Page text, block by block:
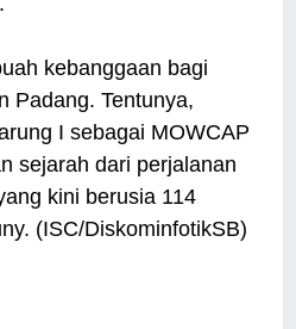
kebanggaan bagi
Padang. Tentunya,
I sebagai MOWCAP
sejarah dari perjalanan
kini berusia 114
(ISC/DiskominfotikSB)